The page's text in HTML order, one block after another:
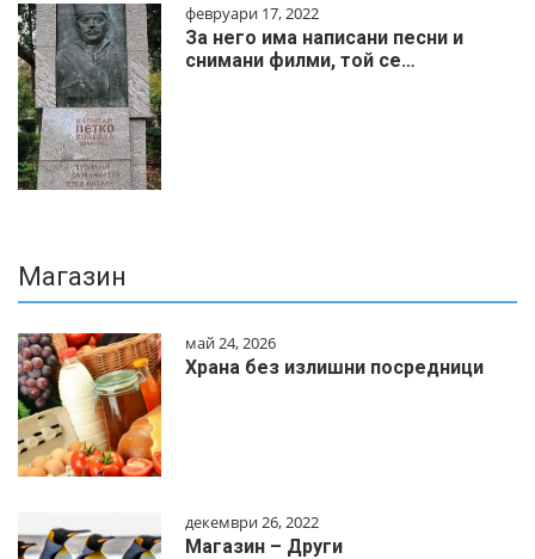
февруари 17, 2022
За него има написани песни и
снимани филми, той се…
Магазин
май 24, 2026
Храна без излишни посредници
декември 26, 2022
Магазин – Други